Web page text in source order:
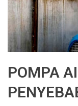
POMPA